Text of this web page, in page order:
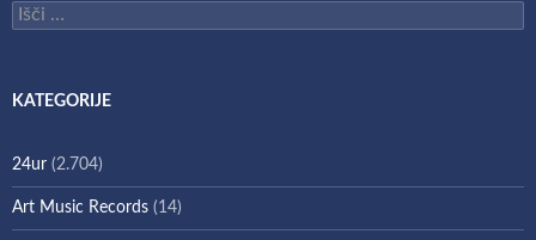
Išči:
KATEGORIJE
24ur (2.704)
Art Music Records (14)